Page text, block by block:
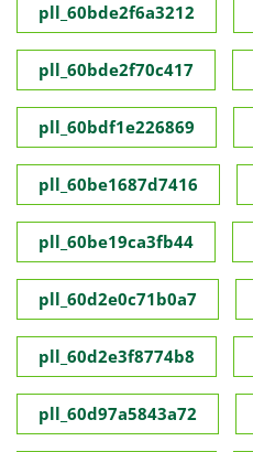
pll_60bde2f6a3212
pll_60bde2f70c417
pll_60bdf1e226869
pll_60be1687d7416
pll_60be19ca3fb44
pll_60d2e0c71b0a7
pll_60d2e3f8774b8
pll_60d97a5843a72